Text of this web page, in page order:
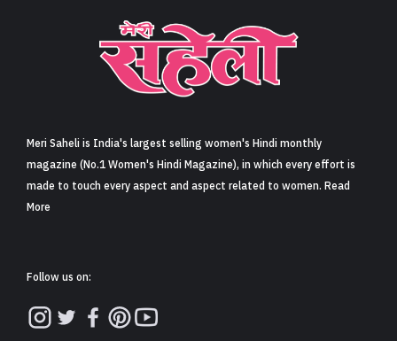
Meri Saheli is India's largest selling women's Hindi monthly
magazine (No.1 Women's Hindi Magazine), in which every effort is
made to touch every aspect and aspect related to women. Read
More
Follow us on: